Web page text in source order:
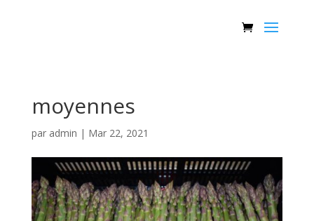
moyennes
par admin | Mar 22, 2021